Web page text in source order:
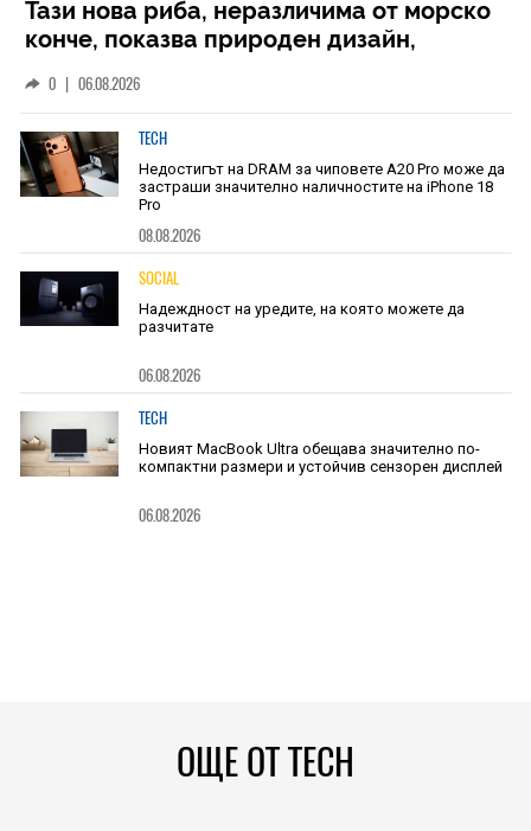
Тази нова риба, неразличима от морско
конче, показва природен дизайн,
0 | 06.08.2026
TECH
Недостигът на DRAM за чиповете A20 Pro може да
застраши значително наличностите на iPhone 18
Pro
08.08.2026
SOCIAL
Надеждност на уредите, на която можете да
разчитате
06.08.2026
TECH
Новият MacBook Ultra обещава значително по-
компактни размери и устойчив сензорен дисплей
06.08.2026
ОЩЕ ОТ TECH